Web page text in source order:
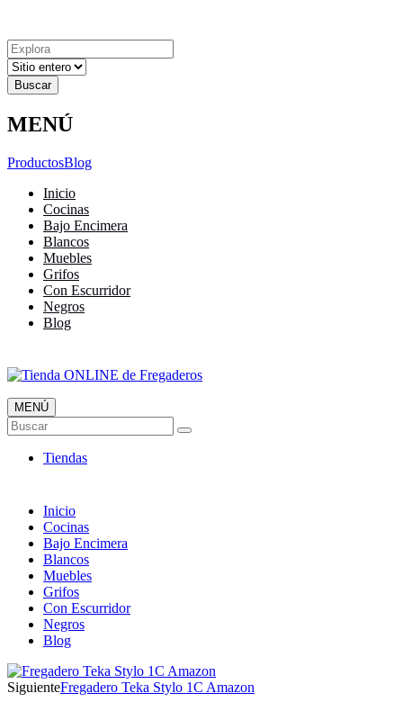
Resultados
para
MENÚ
ProductosBlog
Inicio
Cocinas
Bajo Encimera
Blancos
Muebles
Grifos
Con Escurridor
Negros
Blog
Tienda ONLINE de Fregaderos
TOP en Ventas
MENÚ
Buscar
Tiendas
Inicio
Cocinas
Bajo Encimera
Blancos
Muebles
Grifos
Con Escurridor
Negros
Blog
SiguienteFregadero Teka Stylo 1C Amazon